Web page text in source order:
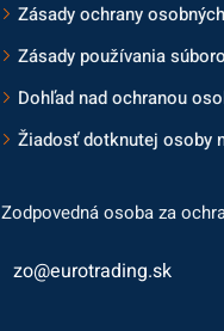
Zásady ochrany
Zásady používania
Dohľad nad ochranou
Žiadosť dotknutej osoby
Zodpovedná osoba za
zo@eurotrading.sk